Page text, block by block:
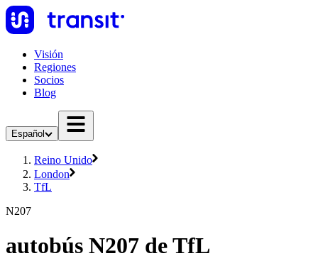
Visión
Regiones
Socios
Blog
Español
Reino Unido
London
TfL
N207
autobús N207 de TfL